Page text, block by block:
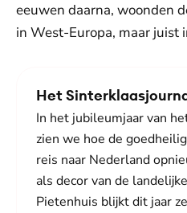
eeuwen daarna, woonden
in West-Europa, maar juist
Het
In het jubileumjaar van
zien we hoe de
reis naar Nederland
als decor van de
Pietenhuis blijkt dit jaar